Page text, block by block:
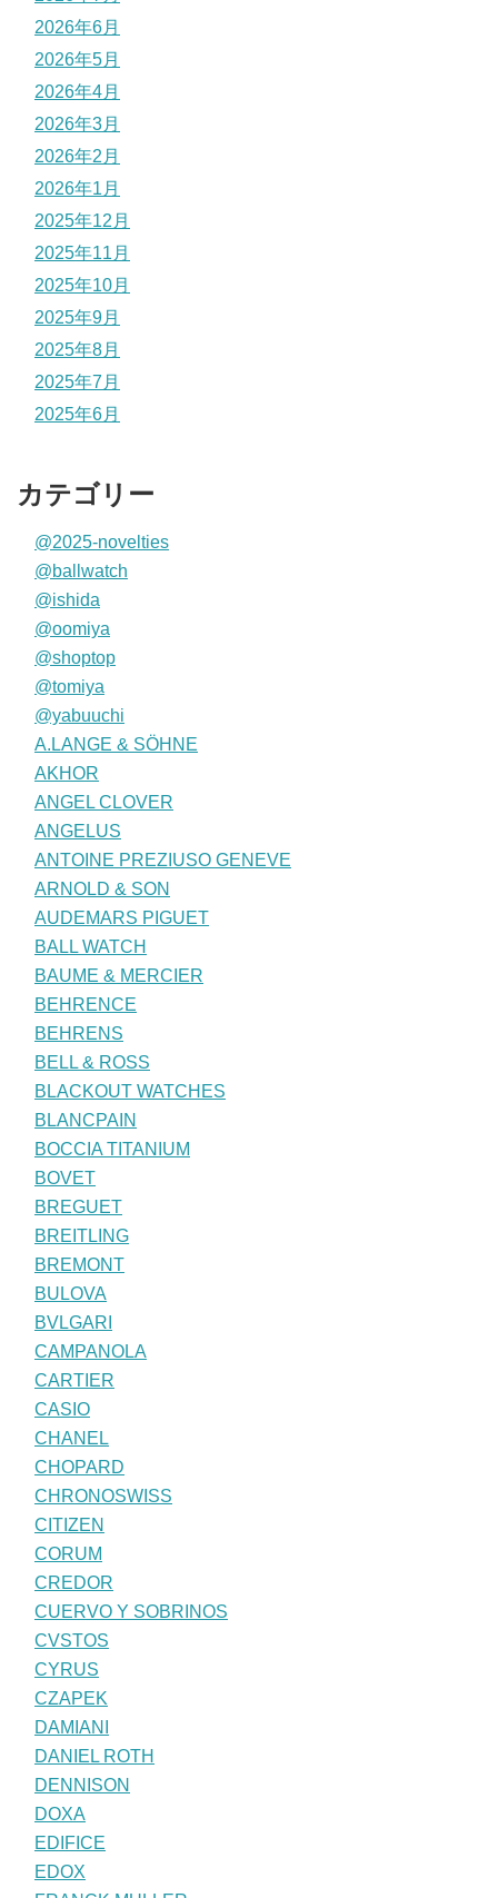
2026年6月
2026年5月
2026年4月
2026年3月
2026年2月
2026年1月
2025年12月
2025年11月
2025年10月
2025年9月
2025年8月
2025年7月
2025年6月
カテゴリー
@2025-novelties
@ballwatch
@ishida
@oomiya
@shoptop
@tomiya
@yabuuchi
A.LANGE & SÖHNE
AKHOR
ANGEL CLOVER
ANGELUS
ANTOINE PREZIUSO GENEVE
ARNOLD & SON
AUDEMARS PIGUET
BALL WATCH
BAUME & MERCIER
BEHRENCE
BEHRENS
BELL & ROSS
BLACKOUT WATCHES
BLANCPAIN
BOCCIA TITANIUM
BOVET
BREGUET
BREITLING
BREMONT
BULOVA
BVLGARI
CAMPANOLA
CARTIER
CASIO
CHANEL
CHOPARD
CHRONOSWISS
CITIZEN
CORUM
CREDOR
CUERVO Y SOBRINOS
CVSTOS
CYRUS
CZAPEK
DAMIANI
DANIEL ROTH
DENNISON
DOXA
EDIFICE
EDOX